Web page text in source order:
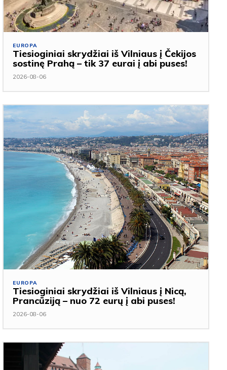
EUROPA
Tiesioginiai skrydžiai iš Vilniaus į Čekijos
sostinę Prahą – tik 37 eurai į abi puses!
2026-08-06
EUROPA
Tiesioginiai skrydžiai iš Vilniaus į Nicą,
Prancūziją – nuo 72 eurų į abi puses!
2026-08-06